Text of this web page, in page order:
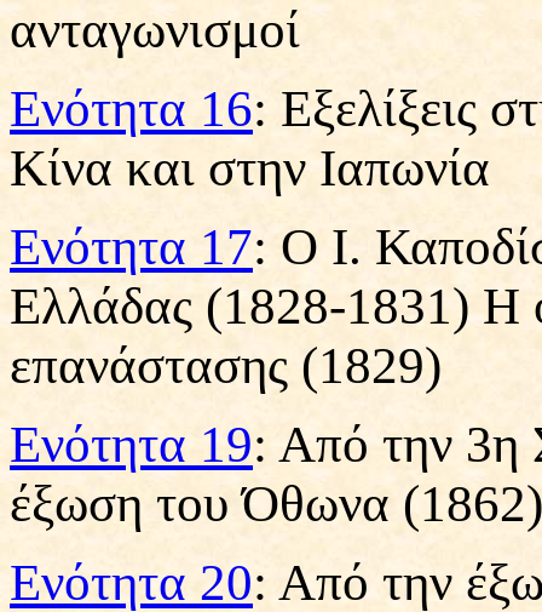
ανταγωνισμοί
Ενότητα 16: Εξελίξεις
Κίνα και στην Ιαπωνία
Ενότητα 17: Ο Ι.
Ελλάδας (1828-1831) Η
επανάστασης (1829)
Ενότητα 19: Από την 3η
έξωση του Όθωνα (1862)
Ενότητα 20: Από την